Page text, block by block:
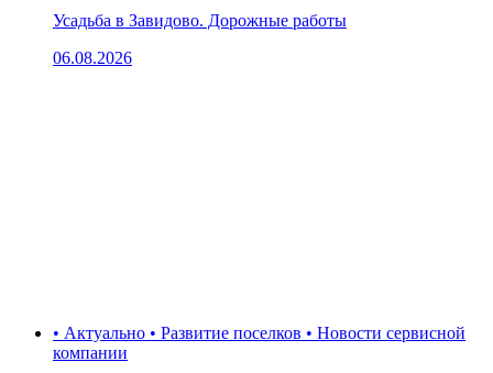
Усадьба в Завидово. Дорожные работы
06.08.2026
• Актуально • Развитие поселков • Новости сервисной
компании